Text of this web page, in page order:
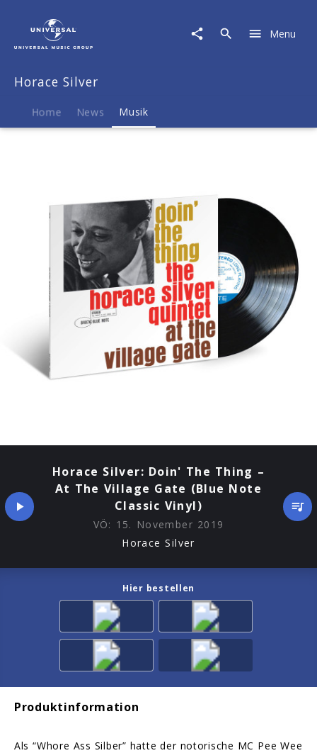
Musik
Horace
The
Menu
Horace Silver
Home News Musik
Horace Silver: Doin' The Thing –
At The Village Gate (Blue Note
Classic Vinyl)
VÖ: 15. November 2019
Horace Silver
Hier bestellen
Produktinformation
Als “Whore Ass Silber” hatte der notorische MC Pee Wee